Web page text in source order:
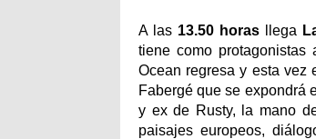
A las 13.50 horas llega
tiene como
Ocean regresa y esta vez
Fabergé que se expondrá
y ex de Rusty, la mano
paisajes europeos,